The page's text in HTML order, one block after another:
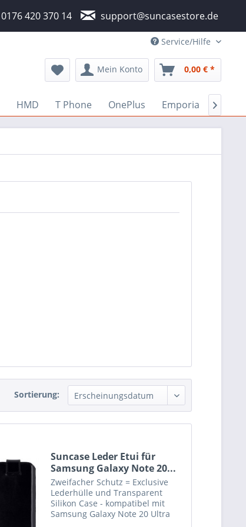
0176 420 370 14 support@suncasestore.de
Service/Hilfe
Mein Konto 0,00 € *
HMD T Phone OnePlus Emporia 
Sortierung:
Suncase Leder Etui für
Samsung Galaxy Note 20...
Zweifacher Schutz = Exclusive
Lederhülle und Transparent
Silikon Case - kompatibel mit
Samsung Galaxy Note 20 Ultra